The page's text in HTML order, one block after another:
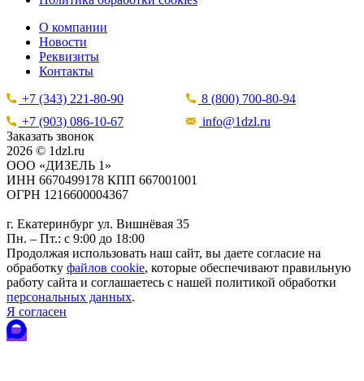
О компании
Новости
Реквизиты
Контакты
+7 (343) 221-80-90
8 (800) 700-80-94
+7 (903) 086-10-67
info@1dzl.ru
Заказать звонок
2026 © 1dzl.ru
ООО «ДИЗЕЛЬ 1»
ИНН 6670499178 КПП 667001001
ОГРН 1216600004367
г. Екатеринбург ул. Вишнёвая 35
Пн. – Пт.: с 9:00 до 18:00
Продолжая использовать наш сайт, вы даете согласие на
обработку файлов cookie, которые обеспечивают правильную
работу сайта и соглашаетесь с нашей политикой обработки
персональных данных.
Я согласен